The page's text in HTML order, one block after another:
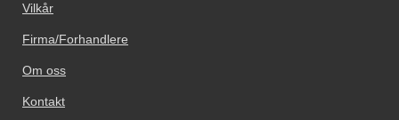
Vilkår
Firma/Forhandlere
Om oss
Kontakt